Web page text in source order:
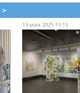
>
19 мая 2025 15:15